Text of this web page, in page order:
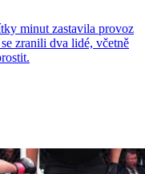
minut zastavila provoz
zranili dva lidé, včetně